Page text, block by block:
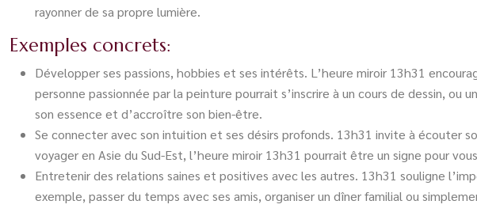
rayonner de sa propre lumière.
Exemples concrets:
Développer ses passions, hobbies et ses intérêts. L’heure miroir 13h31
personne passionnée par la peinture pourrait s’inscrire à un cours de dessin,
son essence et d’accroître son bien-être.
Se connecter avec son intuition et ses désirs profonds. 13h31 invite à écouter
voyager en Asie du Sud-Est, l’heure miroir 13h31 pourrait être un signe pour
Entretenir des relations saines et positives avec les autres. 13h31 souligne
exemple, passer du temps avec ses amis, organiser un dîner familial ou